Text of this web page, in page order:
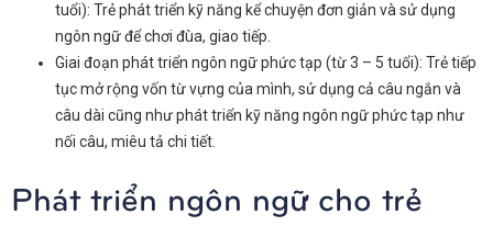
tuổi): Trẻ phát triển kỹ năng kể chuyện đơn giản và sử dụng
ngôn ngữ để chơi đùa, giao tiếp.
Giai đoạn phát triển ngôn ngữ phức tạp (từ 3 – 5 tuổi): Trẻ tiếp
tục mở rộng vốn từ vựng của mình, sử dụng cả câu ngắn và
câu dài cũng như phát triển kỹ năng ngôn ngữ phức tạp như
nối câu, miêu tả chi tiết.
Phát triển ngôn ngữ cho trẻ